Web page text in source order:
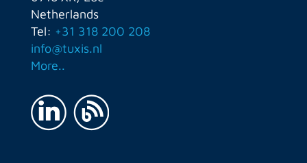
Netherlands
Tel: +31 318 200 208
info@tuxis.nl
More..